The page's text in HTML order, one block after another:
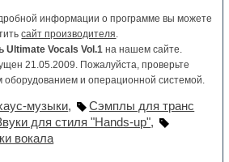
информации о программе вы можете
сайт производителя.
Ultimate Vocals Vol.1 на нашем сайте.
21.05.2009. Пожалуйста, проверьте
оборудованием и операционной системой.
музыки,
Сэмплы для транс
для стиля "Hands-up",
вокала